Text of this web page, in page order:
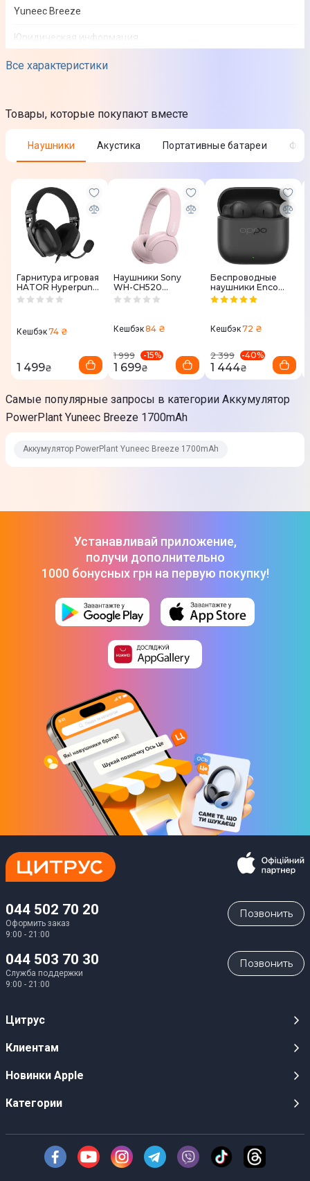
Все характеристики
Yuneec Breeze
Юридическая информация
Товары, которые покупают вместе
Наушники Акустика Портативные батареи
Гарнитура игровая
HATOR Hyреrpunk
3 Hi-Res (ESH01)
Кешбэк74 ₴
1 499₴
Наушники Sony
WH-CH520
Розовые
Кешбэк84 ₴
1 999 -15%
1 699₴
Беспроводные
наушники Enco
Buds3 Slate Black
Кешбэк72 ₴
2 399 -40%
1 444₴
Самые популярные запросы в категории Аккумулятор
PowerPlant Yuneec Breeze 1700mAh
Аккумулятор PowerPlant Yuneec Breeze 1700mAh
Устанавливай приложение,
получи дополнительно
1000 бонусных грн на первую покупку!
044 502 70 20
Оформить заказ
9:00 - 21:00
Позвонить
044 503 70 30
Служба поддержки
9:00 - 21:00
Позвонить
Цитрус
Карьера
Оптовым клиентам
О Компании
Клиентам
Публичные оферты
Инструкции и прошивки
Доставка
Новинки Apple
iPhone 17
iPhone Air
Категории
Техника Apple
Смартфоны